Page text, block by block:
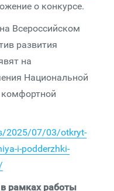
о конкурсе.
Всероссийском
развития
на
Национальной
2025/07/03/otkryt-
i-podderzhki-
рамках работы